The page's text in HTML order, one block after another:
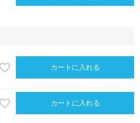
カートに入れる
カートに入れる